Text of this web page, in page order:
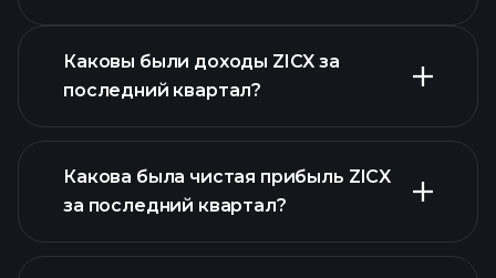
прибыли ZICX
Каковы были доходы ZICX за
последний квартал?
Какова была чистая прибыль ZICX
за последний квартал?